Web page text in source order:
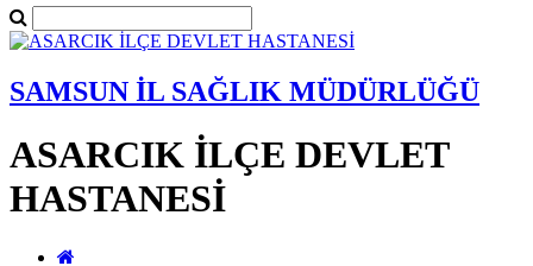
SAMSUN İL SAĞLIK MÜDÜRLÜĞÜ
ASARCIK İLÇE DEVLET
HASTANESİ